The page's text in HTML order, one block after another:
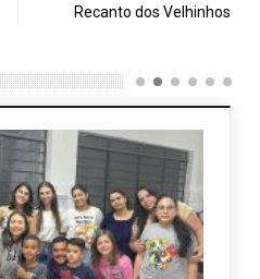
Recanto dos Velhinhos